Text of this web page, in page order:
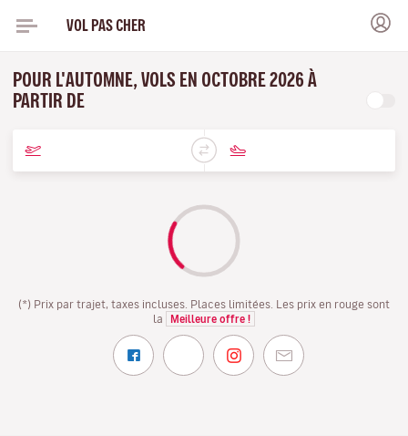
VOL PAS CHER
POUR L'AUTOMNE, VOLS EN OCTOBRE 2026 À
PARTIR DE
(*) Prix par trajet, taxes incluses. Places limitées. Les prix en rouge sont
la
Meilleure offre !